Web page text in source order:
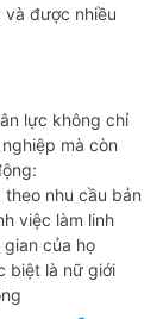
được nhiều
lực không chỉ
mà còn
nhu cầu bản
việc làm linh
của họ
biệt là nữ giới